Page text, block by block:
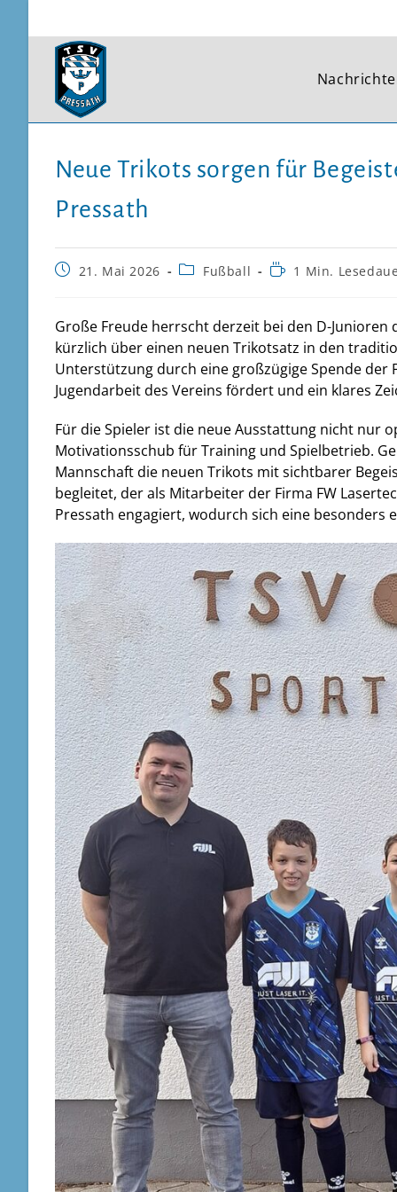
Neue Trikots sorgen für
Pressath
Beitrag21. Mai 2026
Beitrags-
Fußball Lesedauer:
1 Min.
Große Freude herrscht derzeit bei den D-Junioren
kürzlich über einen neuen Trikotsatz in den
Unterstützung durch eine großzügige Spende der
Jugendarbeit des Vereins fördert und ein klares
Für die Spieler ist die neue Ausstattung nicht nur
Motivationsschub für Training und Spielbetrieb.
Mannschaft die neuen Trikots mit sichtbarer
begleitet, der als Mitarbeiter der Firma FW
Pressath engagiert, wodurch sich eine besonders